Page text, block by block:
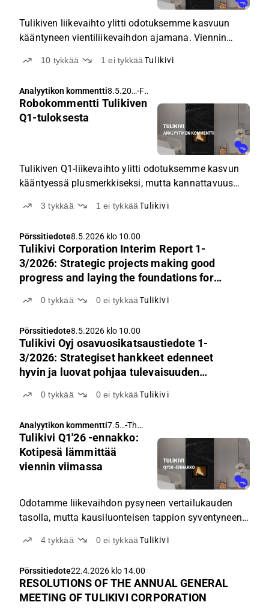
Tulikiven liikevaihto ylitti odotuksemme kasvuun
kääntyneen vientiliikevaihdon ajamana. Viennin
edellisvuodesta.
10 tykkää 1ei tykkääTulikivi
Analyytikon kommentti8.5.202
6 klo
- Flash
Robokommentti Tulikiven
Q1-tuloksesta
Tulikiven Q1-liikevaihto ylitti odotuksemme kasvun
kääntyessä plusmerkkiseksi, mutta kannattavuus
neljänneksellä. Myynnin rakenne painoi katteita
kiinnittyy erityisesti tilausvirran selvään laskuun,
mikä luo painetta loppuvuoden ennusteille
ohjeistuksen saavuttamiseksi. Strategiset hankkeet
etenivät suunnitelmien mukaisesti.
3tykkää 1ei tykkää Tulikivi
Pörssitiedote8.5.2026 klo 10.00
Tulikivi Corporation Interim Report 1-
3/2026: Strategic projects making good
progress and laying the foundations for
0tykkää 0ei tykkää Tulikivi
Pörssitiedote8.5.2026 klo 10.00
Tulikivi Oyj osavuosikatsaustiedote 1-
3/2026: Strategiset hankkeet edenneet
hyvin ja luovat pohjaa tulevaisuuden
0tykkää 0ei tykkää Tulikivi
Analyytikon kommentti7.5.
202
6 klo
- Thomas Westerholm
Tulikivi Q1'26 -ennakko:
Kotipesä lämmittää
viennin viimassa
Odotamme liikevaihdon pysyneen vertailukauden
tasolla, mutta kausiluonteisen tappion syventyneen
4tykkää 0ei tykkää Tulikivi
Pörssitiedote22.4.2026 klo 14.00
RESOLUTIONS OF THE ANNUAL GENERAL
MEETING OF TULIKIVI CORPORATION